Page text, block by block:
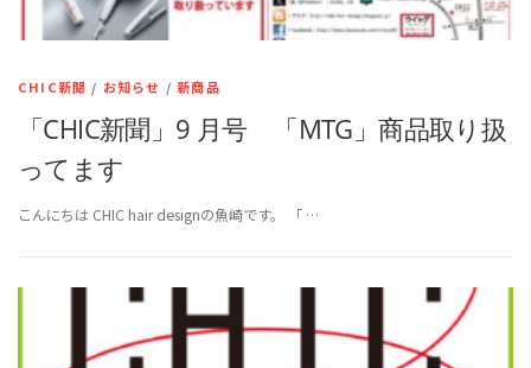
CHIC新聞 / お知らせ / 新商品
「CHIC新聞」9 月号 「MTG」商品取り扱
ってます
こんにちは CHIC hair designの魚崎です。 「 …